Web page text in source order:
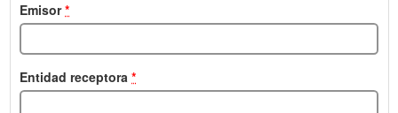
Emisor*
Entidad receptora *